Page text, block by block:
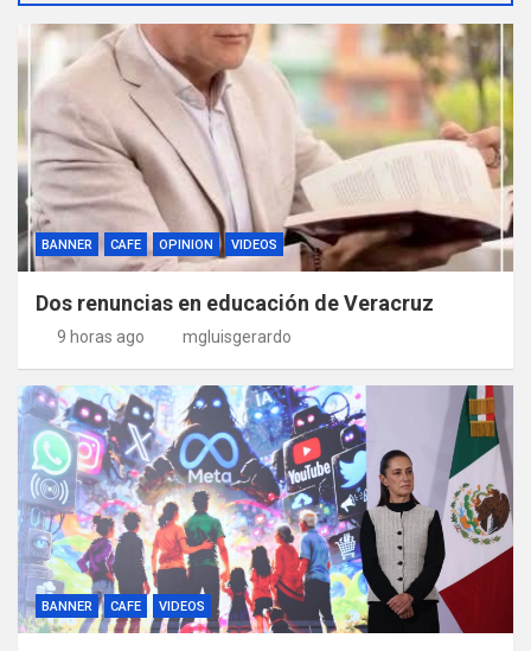
BANNER CAFE OPINION VIDEOS
Dos renuncias en educación de Veracruz
9 horas ago mgluisgerardo
BANNER CAFE VIDEOS